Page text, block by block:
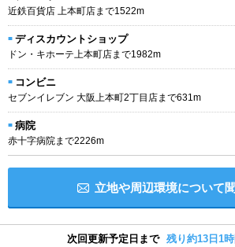
近鉄百貨店 上本町店まで1522m
ディスカウントショップ
ドン・キホーテ上本町店まで1982m
コンビニ
セブンイレブン 大阪上本町2丁目店まで631m
病院
赤十字病院まで2226m
立地や周辺環境について
次回更新予定日まで 残り約13日1